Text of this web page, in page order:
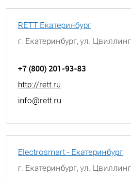
RETT Екатеринбург
г. Екатеринбург, ул.
+7 (800) 201-93-83
http://rett.ru
info@rett.ru
Electrosmart - Екатеринбург
г. Екатеринбург, ул.